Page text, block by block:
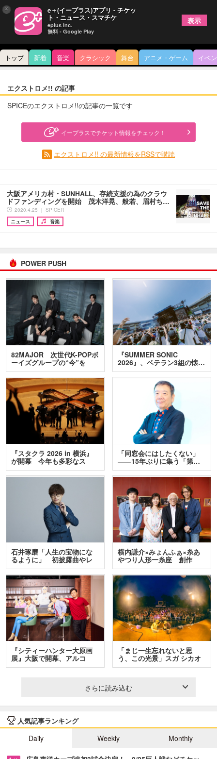
トップ 新着 音楽 クラシック 舞台 アニメ・ゲーム イベ
エクストロメ!! の記事
SPICEのエクストロメ!!の記事の一覧です
イープラスでチケット情報をチェック！
エクストロメ!! の最新情報をRSSで購読
大阪アメリカ村・SUNHALL、存続支援の為のクラウ
ドファンディングを開始 茂木洋晃、般若、眉村ち…
2020.4.25 ｜ SPICER
ニュース
音楽
POWER PUSH
82MAJOR 次世代K-POPボ
ーイズグループの“今”を
訊…
『SUMMER SONIC
2026』、ベテラン3組の懐…
『スタクラ 2026 in 横浜』
が開幕 今年も多彩なス
テ…
「同窓会にはしたくない」
――15年ぶりに集う「第…
石井琢磨「人生の宝物にな
るように」 初披露曲やレ
ア…
横内謙介×みょんふぁ×糸あ
やつり人形一糸座 創作
人…
『シティーハンター大原画
展』大阪で開幕、アルコ
＆…
「まじ一生忘れないと思
う、この光景」スガ シカオ
と…
さらに読み込む
人気記事ランキング
Daily
Weekly Monthly
× e＋(イープラス)アプリ - チケッ
ト・ニュース・スマチケ
eplus inc.
無料 - Google Play
表示